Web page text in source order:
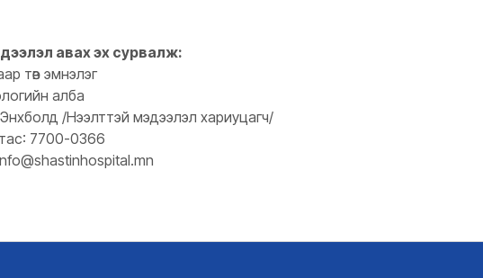
авах эх сурвалж:
төв эмнэлэг
алба
/Нээлттэй мэдээлэл хариуцагч/
7700-0366